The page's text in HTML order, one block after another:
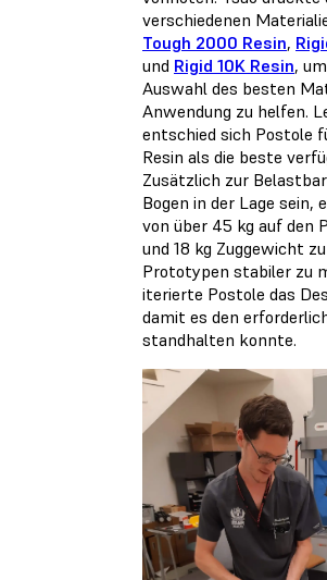
verschiedenen
Tough 2000 Resin,
und Rigid 10K Resin,
Auswahl des besten
Anwendung zu helfen.
entschied sich Postole
Resin als die beste
Zusätzlich zur
Bogen in der Lage sein,
von über 45 kg auf den
und 18 kg Zuggewicht
Prototypen stabiler zu
iterierte Postole das
damit es den
standhalten konnte.